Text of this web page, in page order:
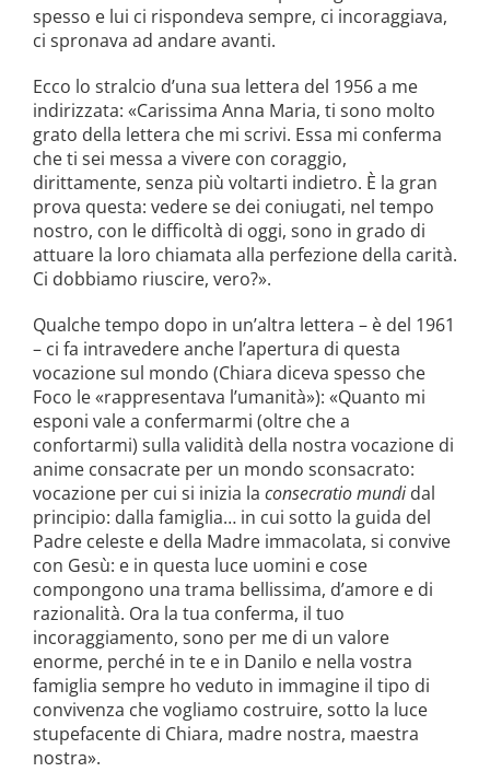
spesso e lui ci rispondeva sempre, ci incoraggiava,
ci spronava ad andare avanti.
Ecco lo stralcio d’una sua lettera del 1956 a me
indirizzata: «Carissima Anna Maria, ti sono molto
grato della lettera che mi scrivi. Essa mi conferma
che ti sei messa a vivere con coraggio,
dirittamente, senza più voltarti indietro. È la gran
prova questa: vedere se dei coniugati, nel tempo
nostro, con le difficoltà di oggi, sono in grado di
attuare la loro chiamata alla perfezione della carità.
Ci dobbiamo riuscire, vero?».
Qualche tempo dopo in un’altra lettera – è del 1961
– ci fa intravedere anche l’apertura di questa
vocazione sul mondo (Chiara diceva spesso che
Foco le «rappresentava l’umanità»): «Quanto mi
esponi vale a confermarmi (oltre che a
confortarmi) sulla validità della nostra vocazione di
anime consacrate per un mondo sconsacrato:
vocazione per cui si inizia la consecratio mundidal
principio: dalla famiglia… in cui sotto la guida del
Padre celeste e della Madre immacolata, si convive
con Gesù: e in questa luce uomini e cose
compongono una trama bellissima, d’amore e di
razionalità. Ora la tua conferma, il tuo
incoraggiamento, sono per me di un valore
enorme, perché in te e in Danilo e nella vostra
famiglia sempre ho veduto in immagine il tipo di
convivenza che vogliamo costruire, sotto la luce
stupefacente di Chiara, madre nostra, maestra
nostra».